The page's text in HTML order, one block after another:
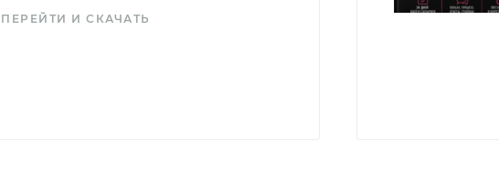
ПЕРЕЙТИ И СКАЧАТЬ